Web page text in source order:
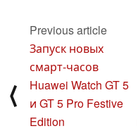
⟨
Previous article
Запуск новых
смарт-часов
Huawei Watch GT 5
и GT 5 Pro Festive
Edition